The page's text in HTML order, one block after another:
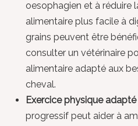
oesophagien et à réduire
alimentaire plus facile à
grains peuvent être
consulter un vétérinaire
alimentaire adapté aux
cheval.
Exercice physique adapté
progressif peut aider à